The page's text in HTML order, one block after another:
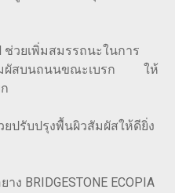
ช่วยเพิ่มสมรรถนะในการ
มผัสบนถนนขณะเบรก ให้
ปรับปรุงพื้นผิวสัมผัสให้ดียิ่ง
BRIDGESTONE ECOPIA